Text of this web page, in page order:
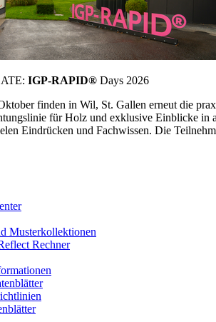
IGP-RAPID® Days 2026
finden in Wil, St. Gallen erneut die
für Holz und exklusive Einblicke in
Eindrücken und Fachwissen. Die
Musterkollektionen
Rechner